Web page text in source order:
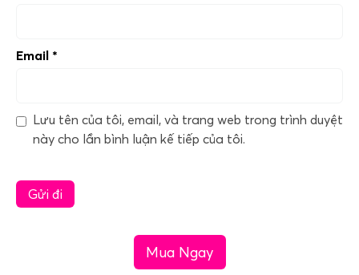
Email *
Lưu tên của tôi, email, và trang web trong trình duyệt
này cho lần bình luận kế tiếp của tôi.
Mua Ngay